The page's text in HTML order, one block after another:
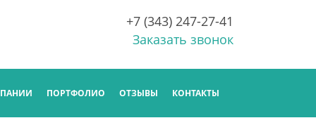
+7 (343) 247-27-41
Заказать звонок
ПОРТФОЛИО ОТЗЫВЫ КОНТАКТЫ